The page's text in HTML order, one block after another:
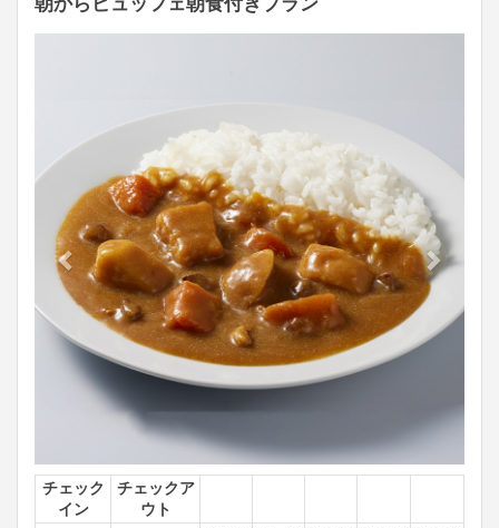
朝からビュッフェ朝食付きプラン
チェック
イン
チェックア
ウト